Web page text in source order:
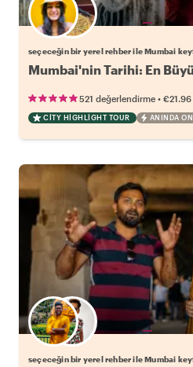
Favori yerel rehberini seç
seçeceğin bir yerel rehber ile Mumbai
Mumbai'nin Tarihi: En
521 değerlendirme • €21.96
CITY HIGHLIGHT TOUR ANINDA
Favori yerel rehberini seç
seçeceğin bir yerel rehber ile Mumbai